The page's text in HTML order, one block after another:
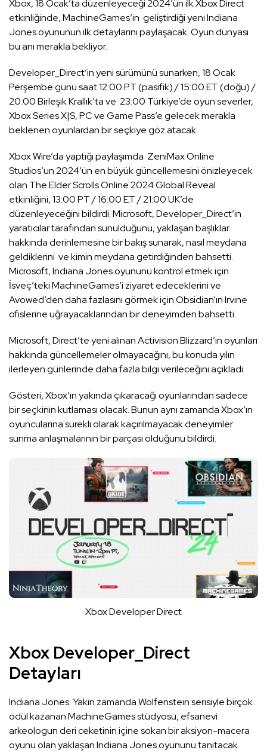
Xbox, 18 Ocak’ta düzenleyeceği 2024’ün ilk Xbox Direct
etkinliğinde, MachineGames’in geliştirdiği yeni Indiana
Jones oyununun ilk detaylarını paylaşacak. Oyun dünyası
bu anı merakla bekliyor.
Developer_Direct’in yeni sürümünü sunarken, 18 Ocak
Perşembe günü saat 12:00 PT (pasifik) / 15:00 ET (doğu) /
20:00 Birleşik Krallık’ta ve 23:00 Türkiye’de oyun severler,
Xbox Series X|S, PC ve Game Pass’e gelecek merakla
beklenen oyunlardan bir seçkiye göz atacak.
Xbox Wire’da yaptığı paylaşımda ZeniMax Online
Studios’un 2024’ün en büyük güncellemesini önizleyecek
olan The Elder Scrolls Online 2024 Global Reveal
etkinliğini, 13:00 PT / 16:00 ET / 21:00 UK’de
düzenleyeceğini bildirdi. Microsoft, Developer_Direct’in
yaratıcılar tarafından sunulduğunu, yaklaşan başlıklar
hakkında derinlemesine bir bakış sunarak, nasıl meydana
geldiklerini ve kimin meydana getirdiğinden bahsetti.
Microsoft, Indiana Jones oyununu kontrol etmek için
İsveç’teki MachineGames’i ziyaret edeceklerini ve
Avowed’den daha fazlasını görmek için Obsidian’ın Irvine
ofislerine uğrayacaklarından bir deneyimden bahsetti.
Microsoft, Direct’te yeni alınan Activision Blizzard’ın oyunları
hakkında güncellemeler olmayacağını, bu konuda yılın
ilerleyen günlerinde daha fazla bilgi verileceğini açıkladı.
Gösteri, Xbox’ın yakında çıkaracağı oyunlarından sadece
bir seçkinin kutlaması olacak. Bunun aynı zamanda Xbox’ın
oyuncularına sürekli olarak kaçırılmayacak deneyimler
sunma anlaşmalarının bir parçası olduğunu bildirdi.
Xbox Developer Direct
Xbox Developer_Direct
Detayları
Indiana Jones: Yakın zamanda Wolfenstein serisiyle birçok
ödül kazanan MachineGames stüdyosu, efsanevi
arkeologun deri ceketinin içine sokan bir aksiyon-macera
oyunu olan yaklaşan Indiana Jones oyununu tanıtacak.